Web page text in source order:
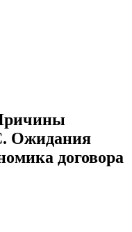
Ожидания
договора